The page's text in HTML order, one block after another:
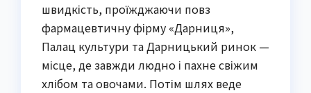
швидкість, проїжджаючи повз
фармацевтичну фірму «Дарниця»,
Палац культури та Дарницький ринок —
місце, де завжди людно і пахне свіжим
хлібом та овочами. Потім шлях веде